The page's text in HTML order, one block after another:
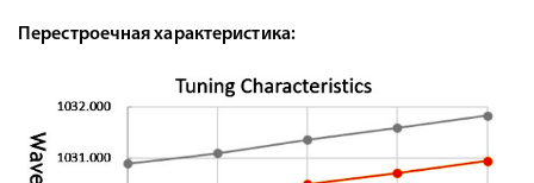
Перестроечная характеристика: